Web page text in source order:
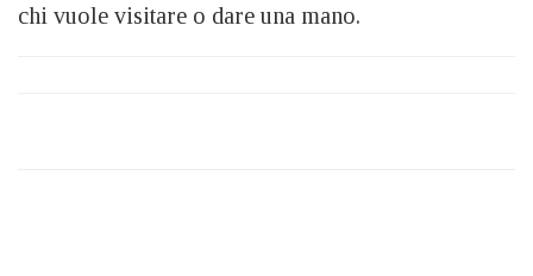
chi vuole visitare o dare una mano.